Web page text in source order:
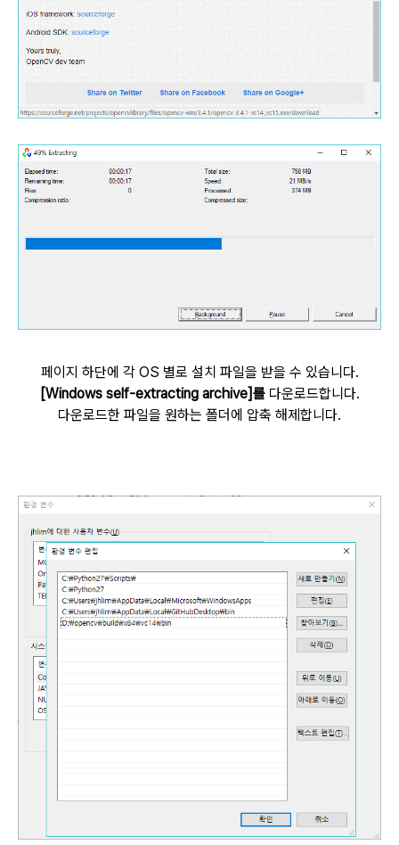
페이지 하단에 각 OS 별로 설치 파일을 받을 수 있습니다.
[Windows self-extracting archive]를다운로드합니다.
다운로드한 파일을 원하는 폴더에 압축 해제합니다.